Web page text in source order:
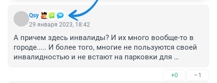
Qsy
29 января 2023, 18:42
А причем здесь инвалиды? И их много вообще-то в
городе..... И более того, многие не пользуются своей
инвалидностью и не встают на парковки для
+0 –1